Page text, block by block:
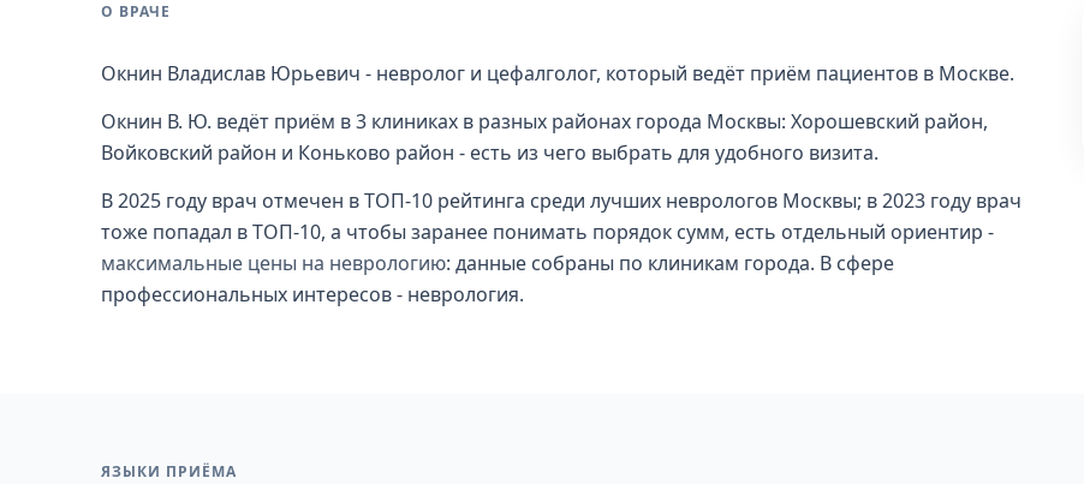
О ВРАЧЕ
Окнин Владислав Юрьевич - невролог и цефалголог, который ведёт приём пациентов в Москве.
Окнин В. Ю. ведёт приём в 3 клиниках в разных районах города Москвы: Хорошевский район,
Войковский район и Коньково район - есть из чего выбрать для удобного визита.
В 2025 году врач отмечен в ТОП-10 рейтинга среди лучших неврологов Москвы; в 2023 году врач
тоже попадал в ТОП-10, а чтобы заранее понимать порядок сумм, есть отдельный ориентир -
максимальные цены на неврологию: данные собраны по клиникам города. В сфере
профессиональных интересов - неврология.
ЯЗЫКИ ПРИЁМА